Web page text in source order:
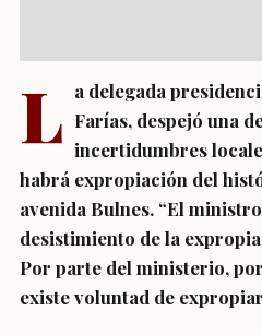
L a delegada
Farías, despejó una
incertidumbres
habrá expropiación del
avenida Bulnes. “El
desistimiento de la
Por parte del ministerio,
existe voluntad de